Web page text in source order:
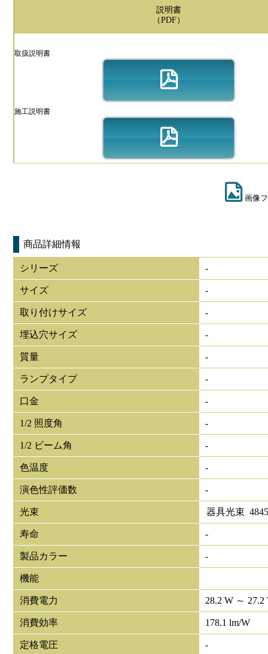
説明書
（PDF）
取扱説明書
施工説明書
画像
商品詳細情報
シリーズ -
サイズ -
取り付けサイズ -
埋込穴サイズ -
質量 -
ランプタイプ -
口金 -
1/2 照度角 -
1/2 ビーム角 -
色温度 -
演色性評価数 -
光束 器具光束
寿命 -
製品カラー -
機能
消費電力 28.2 W ～ 27.2
消費効率 178.1 lm/W
定格電圧 -